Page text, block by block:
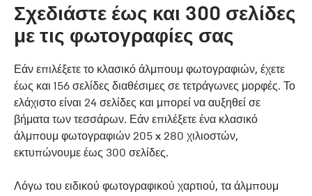
Σχεδιάστε έως και 300 σελίδες
με τις φωτογραφίες σας
Εάν επιλέξετε το κλασικό άλμπουμ φωτογραφιών, έχετε
έως και 156 σελίδες διαθέσιμες σε τετράγωνες μορφές. Το
ελάχιστο είναι 24 σελίδες και μπορεί να αυξηθεί σε
βήματα των τεσσάρων. Εάν επιλέξετε ένα κλασικό
άλμπουμ φωτογραφιών 205 x 280 χιλιοστών,
εκτυπώνουμε έως 300 σελίδες.
Λόγω του ειδικού φωτογραφικού χαρτιού, τα άλμπουμ